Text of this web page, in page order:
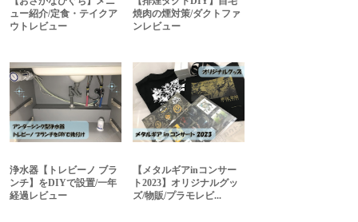
ュー紹介/定食・テイクア
ウトレビュー
焼肉の煙対策/ダクトファ
ンレビュー
浄水器【トレビーノ ブラ
ンチ】をDIYで設置/一年
経過レビュー
【メタルギアinコンサー
ト2023】オリジナルグッ
ズ/物販/プラモレビ...